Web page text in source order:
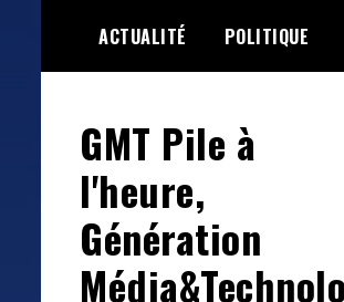
content
ACTUALITÉ POLITIQUE
GMT Pile à
l'heure,
Génération